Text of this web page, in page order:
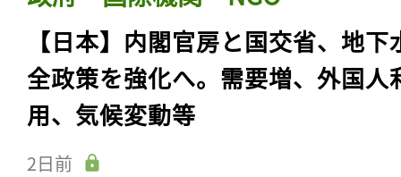
【日本】内閣官房と国交省、地下
全政策を強化へ。需要増、外国人
用、気候変動等
2日前